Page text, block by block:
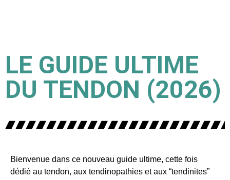
LE GUIDE ULTIME
DU TENDON (2026)
Bienvenue dans ce nouveau guide ultime, cette fois
dédié au tendon, aux tendinopathies et aux “tendinites”